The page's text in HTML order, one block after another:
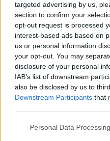
targeted advertising by us,
section to confirm your
opt-out request is processed
interest-based ads based on
us or personal information
your opt-out. You may
disclosure of your personal
IAB’s list of downstream
also be disclosed by us to
Downstream Participants that
Please note that this website/
Personal Data
Notizie
Entra nel
Inviaci le
i tuoi
Su